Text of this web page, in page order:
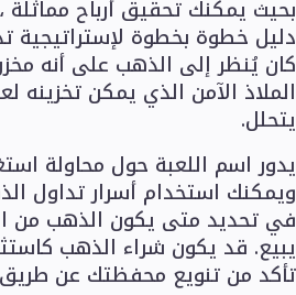
بحيث يمكنك تحقيق أرباح
دليل خطوة بخطوة لإستراتيجية
كان يُنظر إلى الذهب على أنه
الملاذ الآمن الذي يمكن تخزينه
يتحلل.
يدور اسم اللعبة حول محاولة
ويمكنك استخدام أسرار تداول
في تحديد متى يكون الذهب من
يبيع. قد يكون شراء الذهب
تأكد من تنويع محفظتك عن